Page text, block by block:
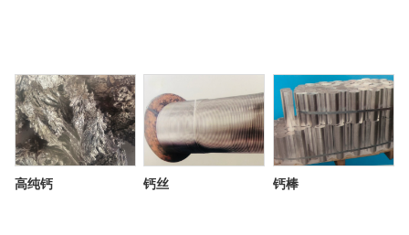
高纯钙 钙丝 钙棒